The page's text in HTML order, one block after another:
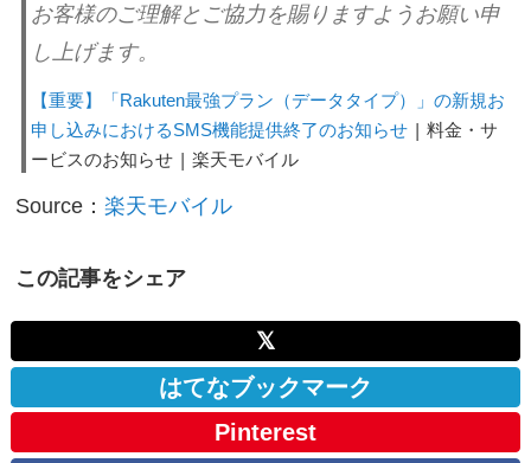
お客様のご理解とご協力を賜りますようお願い申
し上げます。
【重要】「Rakuten最強プラン（データタイプ）」の新規お
申し込みにおけるSMS機能提供終了のお知らせ| 料金・サ
ービスのお知らせ | 楽天モバイル
Source：楽天モバイル
この記事をシェア
𝕏
はてなブックマーク
Pinterest